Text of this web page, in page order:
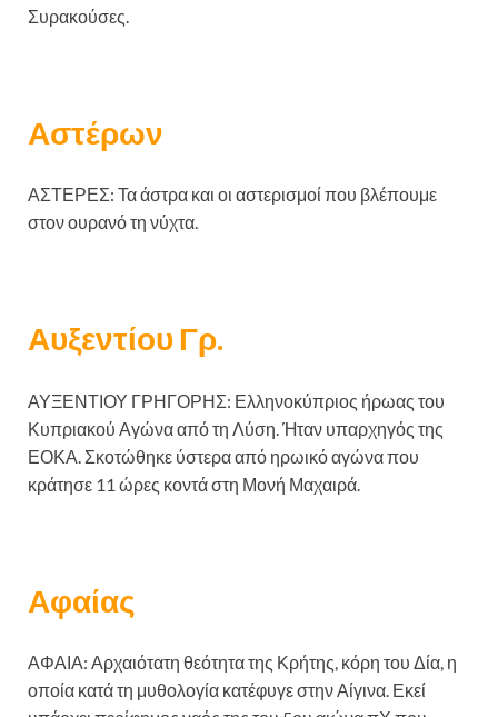
Συρακούσες.
Αστέρων
ΑΣΤΕΡΕΣ: Τα άστρα και οι αστερισμοί που βλέπουμε
στον ουρανό τη νύχτα.
Αυξεντίου Γρ.
ΑΥΞΕΝΤΙΟΥ ΓΡΗΓΟΡΗΣ: Ελληνοκύπριος ήρωας του
Κυπριακού Αγώνα από τη Λύση. Ήταν υπαρχηγός της
ΕΟΚΑ. Σκοτώθηκε ύστερα από ηρωικό αγώνα που
κράτησε 11 ώρες κοντά στη Μονή Μαχαιρά.
Αφαίας
ΑΦΑΙΑ: Αρχαιότατη θεότητα της Κρήτης, κόρη του Δία, η
οποία κατά τη μυθολογία κατέφυγε στην Αίγινα. Εκεί